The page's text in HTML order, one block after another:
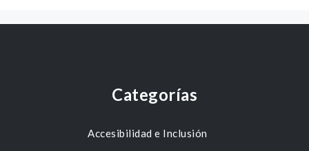
Categorías
Accesibilidad e Inclusión